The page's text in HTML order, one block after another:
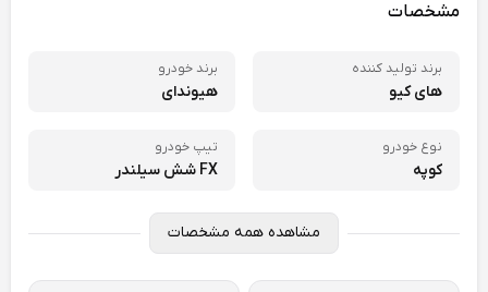
مشخصات
برند تولید کننده
های کیو
برند خودرو
هیوندای
نوع خودرو
کوپه
تیپ خودرو
FX شش سیلندر
مشاهده همه مشخصات